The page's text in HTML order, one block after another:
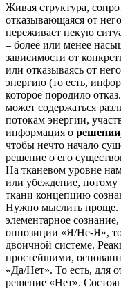
Живая структура,
отказывающаяся от
переживает некую
– более или менее
зависимости от
или отказываясь от
энергию (то есть,
которое породило отказ.
может содержаться
потокам энергии,
информация о
чтобы нечто начало
решение о его
На тканевом уровне
или убеждение, потому
ткани концепцию
Нужно мыслить проще.
элементарное
оппозиции «Я/Не-Я»,
двоичной системе.
простейшими,
«Да/Нет». То есть, для
решение «Нет».